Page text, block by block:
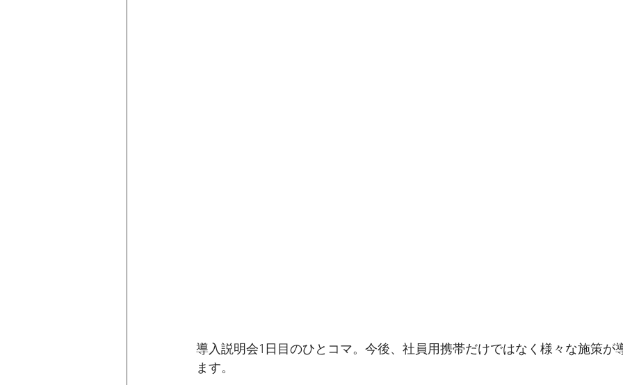
導入説明会1日目のひとコマ。今後、社員用携帯だけではなく様々な施策が
ます。